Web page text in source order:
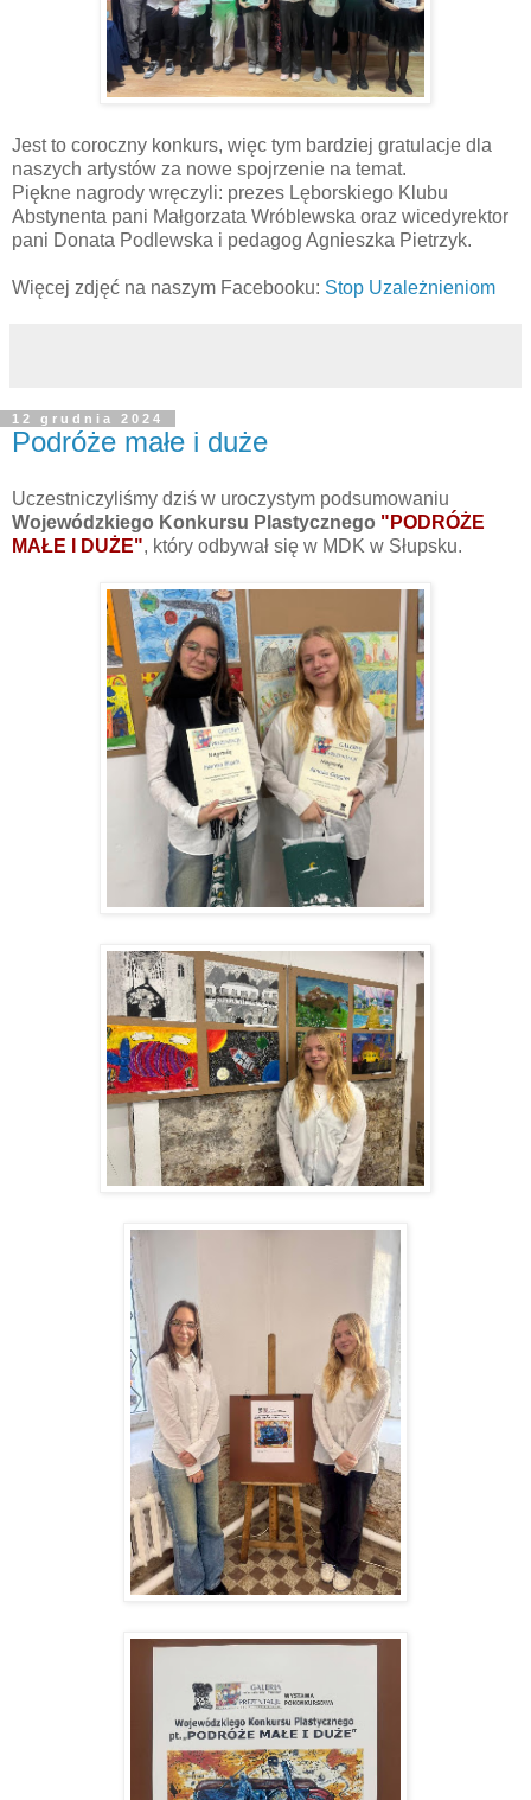
Jest to coroczny konkurs, więc tym bardziej gratulacje dla
naszych artystów za nowe spojrzenie na temat.
Piękne nagrody wręczyli: prezes Lęborskiego Klubu
Abstynenta pani Małgorzata Wróblewska oraz wicedyrektor
pani Donata Podlewska i pedagog Agnieszka Pietrzyk.
Więcej zdjęć na naszym Facebooku: Stop Uzależnieniom
12 grudnia 2024
Podróże małe i duże
Uczestniczyliśmy dziś w uroczystym podsumowaniu
Wojewódzkiego Konkursu Plastycznego "PODRÓŻE
MAŁE I DUŻE", który odbywał się w MDK w Słupsku.